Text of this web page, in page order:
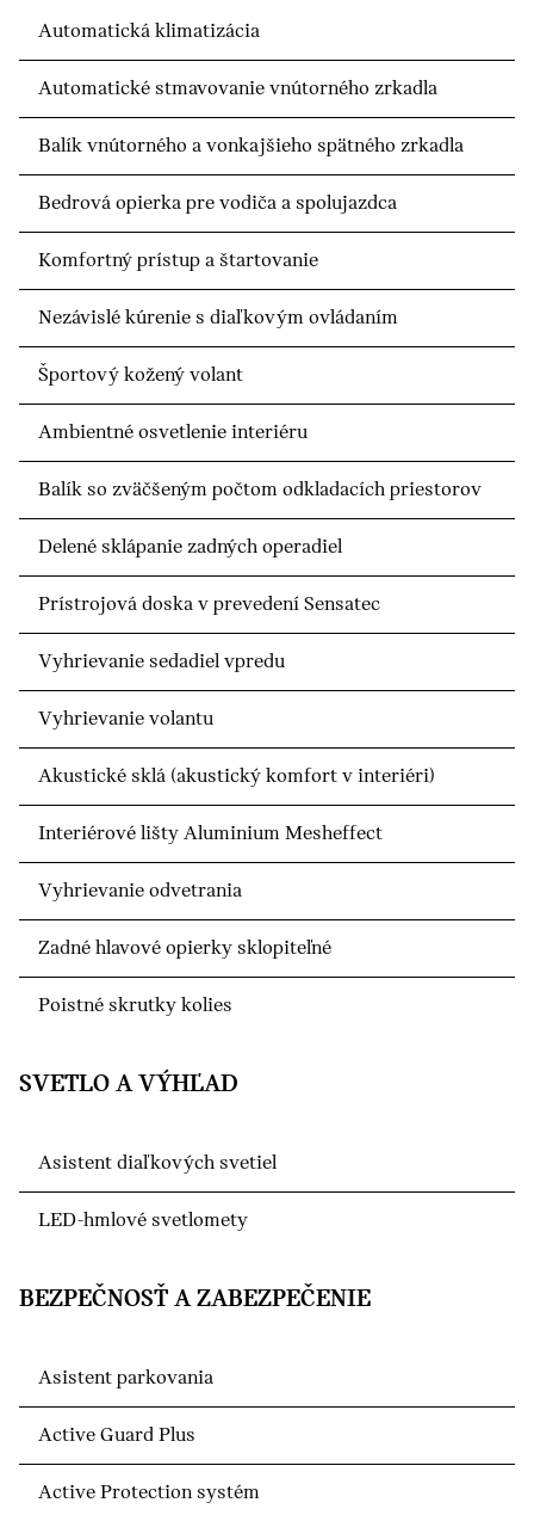
Automatická klimatizácia
Automatické stmavovanie vnútorného zrkadla
Balík vnútorného a vonkajšieho spätného zrkadla
Bedrová opierka pre vodiča a spolujazdca
Komfortný prístup a štartovanie
Nezávislé kúrenie s diaľkovým ovládaním
Športový kožený volant
Ambientné osvetlenie interiéru
Balík so zväčšeným počtom odkladacích priestorov
Delené sklápanie zadných operadiel
Prístrojová doska v prevedení Sensatec
Vyhrievanie sedadiel vpredu
Vyhrievanie volantu
Akustické sklá (akustický komfort v interiéri)
Interiérové lišty Aluminium Mesheffect
Vyhrievanie odvetrania
Zadné hlavové opierky sklopiteľné
Poistné skrutky kolies
SVETLO A VÝHĽAD
Asistent diaľkových svetiel
LED-hmlové svetlomety
BEZPEČNOSŤ A ZABEZPEČENIE
Asistent parkovania
Active Guard Plus
Active Protection systém